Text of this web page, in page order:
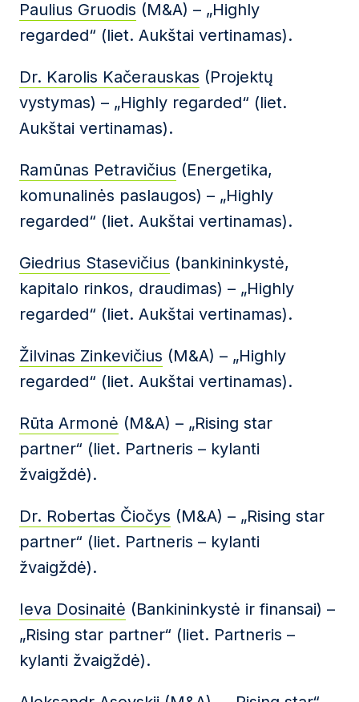
Paulius Gruodis (M&A) – „Highly
regarded“ (liet. Aukštai vertinamas).
Dr. Karolis Kačerauskas (Projektų
vystymas) – „Highly regarded“ (liet.
Aukštai vertinamas).
Ramūnas Petravičius (Energetika,
komunalinės paslaugos) – „Highly
regarded“ (liet. Aukštai vertinamas).
Giedrius Stasevičius (bankininkystė,
kapitalo rinkos, draudimas) – „Highly
regarded“ (liet. Aukštai vertinamas).
Žilvinas Zinkevičius (M&A) – „Highly
regarded“ (liet. Aukštai vertinamas).
Rūta Armonė (M&A) – „Rising star
partner“ (liet. Partneris – kylanti
žvaigždė).
Dr. Robertas Čiočys (M&A) – „Rising star
partner“ (liet. Partneris – kylanti
žvaigždė).
Ieva Dosinaitė (Bankininkystė ir finansai) –
„Rising star partner“ (liet. Partneris –
kylanti žvaigždė).